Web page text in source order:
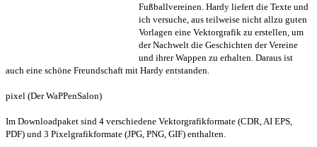
Fußballvereinen. Hardy liefert die Texte und
ich versuche, aus teilweise nicht allzu guten
Vorlagen eine Vektorgrafik zu erstellen, um
der Nachwelt die Geschichten der Vereine
und ihrer Wappen zu erhalten. Daraus ist
auch eine schöne Freundschaft mit Hardy entstanden.
pixel (Der WaPPenSalon)
Im Downloadpaket sind 4 verschiedene Vektorgrafikformate (CDR, AI EPS,
PDF) und 3 Pixelgrafikformate (JPG, PNG, GIF) enthalten.